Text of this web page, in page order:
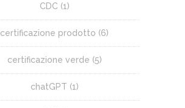
CDC (1)
certificazione prodotto (6)
certificazione verde (5)
chatGPT (1)